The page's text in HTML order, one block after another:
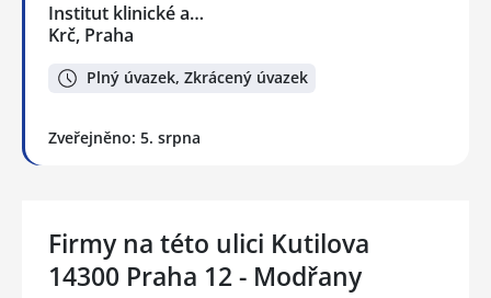
Institut klinické a…
Krč, Praha
Plný úvazek, Zkrácený úvazek
Zveřejněno: 5. srpna
Firmy na této ulici Kutilova
14300 Praha 12 - Modřany